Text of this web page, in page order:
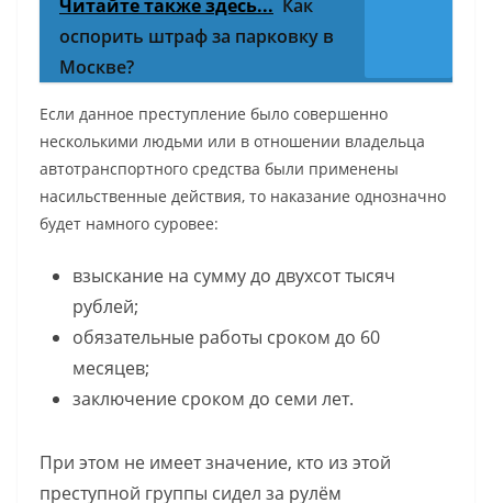
Читайте также здесь... Как
оспорить штраф за парковку в
Москве?
Если данное преступление было совершенно
несколькими людьми или в отношении владельца
автотранспортного средства были применены
насильственные действия, то наказание однозначно
будет намного суровее:
взыскание на сумму до двухсот тысяч
рублей;
обязательные работы сроком до 60
месяцев;
заключение сроком до семи лет.
При этом не имеет значение, кто из этой
преступной группы сидел за рулём